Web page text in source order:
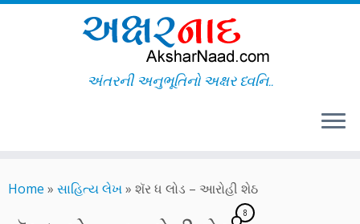
to
અંતરની અનુભૂતિનો અક્ષર ધ્વનિ..
Home » સાહિત્ય લેખ» શૅર ધ લોડ – આરોહી શેઠ
8